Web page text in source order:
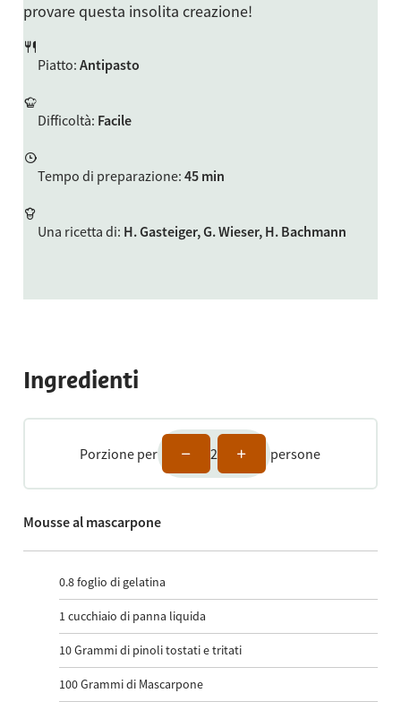
provare questa insolita creazione!
Piatto: Antipasto
Difficoltà: Facile
Tempo di preparazione: 45 min
Una ricetta di: H. Gasteiger, G. Wieser, H. Bachmann
Ingredienti
Porzione per 2 persone
Mousse al mascarpone
0.8foglio di gelatina
1cucchiaio di panna liquida
10Grammi di pinoli tostati e tritati
100Grammi di Mascarpone